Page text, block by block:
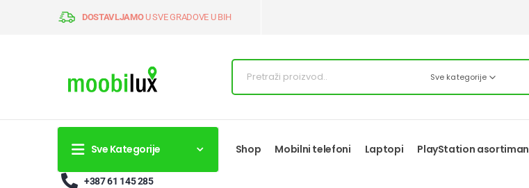
DOSTAVLJAMOU SVE GRADOVE U BIH
Sve kategorije
Sve Kategorije Shop Mobilni telefoni Laptopi PlayStation asortiman
+387 61 145 285